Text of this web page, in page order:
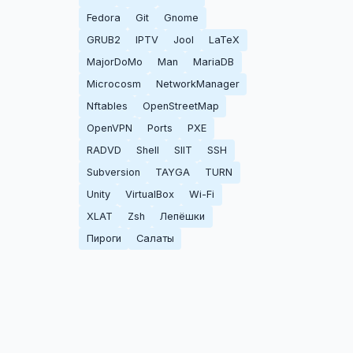
Fedora
Git
Gnome
GRUB2
IPTV Jool
LaTeX
MajorDoMo
Man
MariaDB
Microcosm
NetworkManager
Nftables
OpenStreetMap
OpenVPN
Ports
PXE
RADVD
Shell SIIT
SSH
Subversion
TAYGA
TURN
Unity
VirtualBox
Wi-Fi
XLAT
Zsh
Лепёшки
Пироги
Салаты